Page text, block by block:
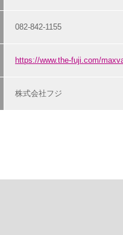
082-842-1155
https://www.the-fuji.com/
株式会社フジ